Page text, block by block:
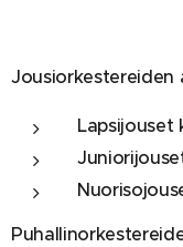
Lapsijouset